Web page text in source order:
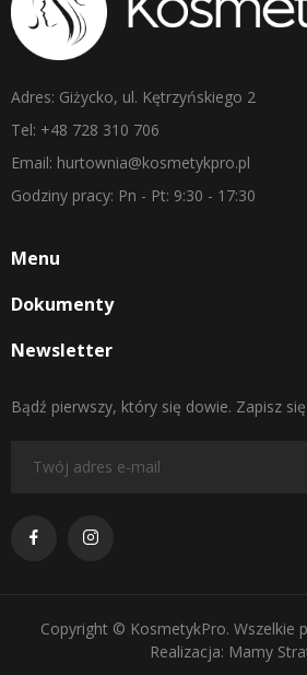
Adres: Giżycko, ul. Kętrzyńskiego 2
Tel: +48 728 310 706
Email: hurtownia@kosmetykpro.pl
Godziny pracy: Pn - Pt: 9:30 - 17:30
Menu
Dokumenty
Newsletter
Bądź pierwszy, który się dowie. Zapisz
Copyright © KosmetykPro. Wszelkie
Realizacja: Mamy